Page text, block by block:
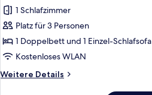
1 Schlafzimmer
Platz für 3 Personen
1 Doppelbett und 1 Einzel-Schlafsofa
Kostenloses WLAN
Weitere Details
Weitere